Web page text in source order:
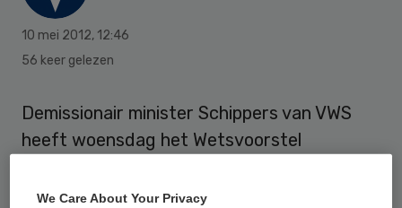
10 mei 2012, 12:46
56 keer gelezen
Demissionair minister Schippers van VWS
heeft woensdag het Wetsvoorstel
Tweede Kamer gestuurd. De overheid eist
We Care About Your Privacy